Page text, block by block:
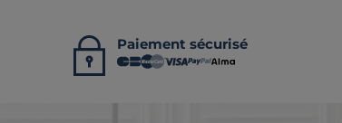
Paiement sécurisé